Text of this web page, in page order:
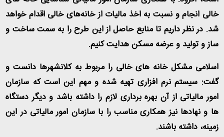
خالی انجام و نسبت به اخذ مالیات از خانه‌های خالی اقدام خواهد
شد. در نظر داریم تا منابع حاصل از این طرح را به سمت ساخت و
ساز و تولید و عرضه مسکن هدایت کنیم.
اسلامی مشکل خانه های خالی را مربوط به کلانشهرها دانست و
گفت: سیستم نرم افزاری تهیه شده و مهم این است که سازمان
امور مالیاتی از آن بهره برداری لازم را داشته باشد و دیگر دستگاه
ها و نهادها نیز همکاری مناسب را با سازمان امور مالیاتی در این
زمینه، داشته باشند.